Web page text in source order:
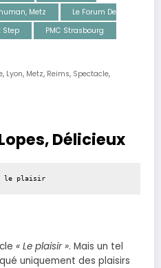
Metz
Le Forum De
Step
PMC Strasbourg
, Lyon, Metz, Reims, Spectacle,
Délicieux
le plaisir
« Le plaisir ». Mais un tel
uniquement des plaisirs